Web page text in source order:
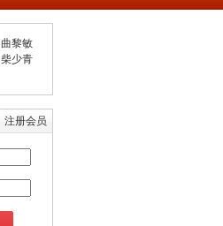
曲黎敏
柴少青
注册会员